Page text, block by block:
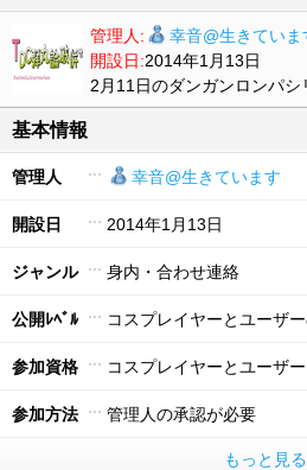
管理人:
幸音@生きていま
開設日:2014年1月13日
2月11日のダンガンロンパ
基本情報
管理人 幸音@生きています
開設日 2014年1月13日
ジャンル 身内・合わせ連絡
公開ﾚﾍﾞﾙ コスプレイヤーとユーザ
参加資格 コスプレイヤーとユーザー
参加方法 管理人の承認が必要
もっと見る